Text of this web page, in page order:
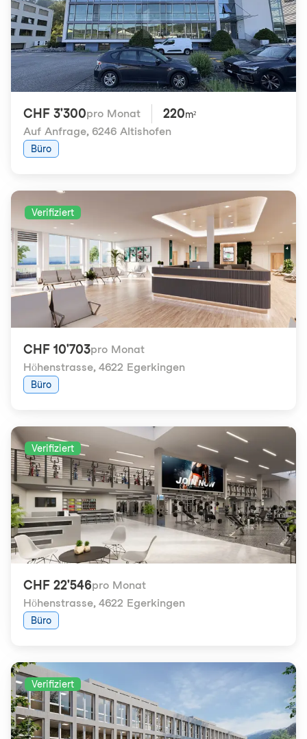
CHF 3'300pro Monat 220m²
Auf Anfrage, 6246 Altishofen
Büro
Verifiziert
CHF 10'703pro Monat
Höhenstrasse, 4622 Egerkingen
Büro
Verifiziert
CHF 22'546pro Monat
Höhenstrasse, 4622 Egerkingen
Büro
Verifiziert